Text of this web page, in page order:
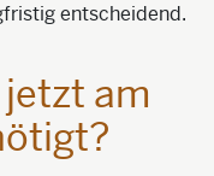
entscheidend.
am